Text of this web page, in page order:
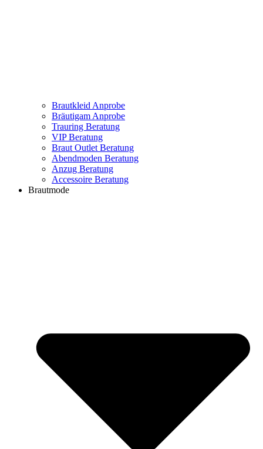
Brautkleid Anprobe
Bräutigam Anprobe
Trauring Beratung
VIP Beratung
Braut Outlet Beratung
Abendmoden Beratung
Anzug Beratung
Accessoire Beratung
Brautmode